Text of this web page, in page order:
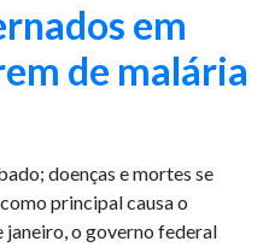
em
de malária
doenças e mortes se
principal causa o
janeiro, o governo federal